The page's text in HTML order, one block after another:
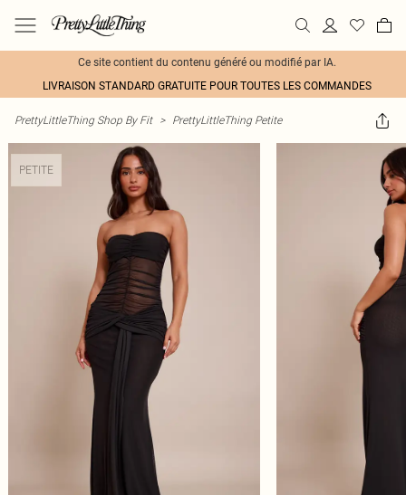
Ce site contient du contenu généré ou modifié par IA.
LIVRAISON STANDARD GRATUITE POUR TOUTES LES COMMANDES
PrettyLittleThing Shop By Fit > PrettyLittleThing Petite
PETITE